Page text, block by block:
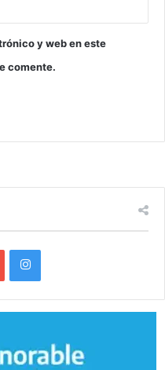
y web en este
comente.